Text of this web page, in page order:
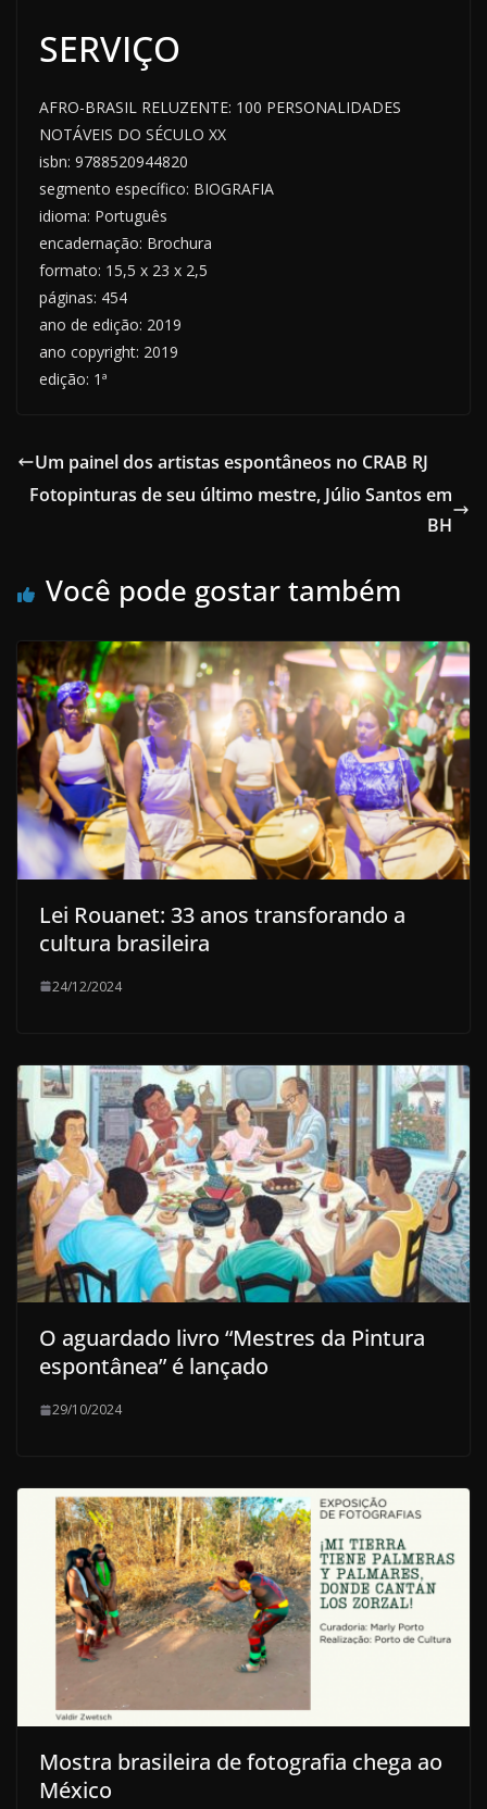
SERVIÇO
AFRO-BRASIL RELUZENTE: 100 PERSONALIDADES
NOTÁVEIS DO SÉCULO XX
isbn: 9788520944820
segmento específico: BIOGRAFIA
idioma: Português
encadernação: Brochura
formato: 15,5 x 23 x 2,5
páginas: 454
ano de edição: 2019
ano copyright: 2019
edição: 1ª
Um painel dos artistas espontâneos no CRAB RJ
Fotopinturas de seu último mestre, Júlio Santos em
BH
Você pode gostar também
Lei Rouanet: 33 anos transforando a
cultura brasileira
24/12/2024
O aguardado livro “Mestres da Pintura
espontânea” é lançado
29/10/2024
Mostra brasileira de fotografia chega ao
México